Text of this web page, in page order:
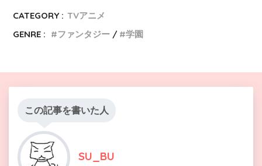
CATEGORY : TVアニメ
GENRE :
ファンタジー 学園
この記事を書いた人
SU_BU